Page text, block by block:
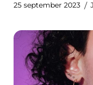
25 september 2023